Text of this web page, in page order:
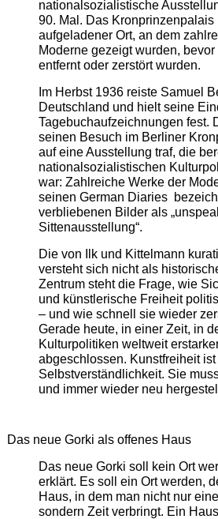
nationalsozialistische
90. Mal. Das
aufgeladener Ort, an dem
Moderne gezeigt wurden,
entfernt oder zerstört wurden.
Im Herbst 1936 reiste Samuel
Deutschland und hielt seine
Tagebuchaufzeichnungen fest.
seinen Besuch im Berliner
auf eine Ausstellung traf, die
nationalsozialistischen
war: Zahlreiche Werke der
seinen German Diaries
verbliebenen Bilder als
Sittenausstellung“.
Die von Ilk und Kittelmann
versteht sich nicht als
Zentrum steht die Frage, wie
und künstlerische Freiheit
– und wie schnell sie wieder
Gerade heute, in einer Zeit, in
Kulturpolitiken weltweit
abgeschlossen. Kunstfreiheit
Selbstverständlichkeit. Sie
und immer wieder neu
Das neue Gorki als offenes Haus
Das neue Gorki soll kein Ort
erklärt. Es soll ein Ort werden,
Haus, in dem man nicht nur
sondern Zeit verbringt. Ein